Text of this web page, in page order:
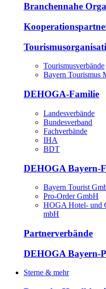
Branchennahe
Tourismusverbände
Bayern Tourismus
DEHOGA-Familie
Landesverbände
Bundesverband
Fachverbände
IHA
BDT
DEHOGA Bayern-
Bayern Tourist
Pro-Order GmbH
HOGA Hotel- und
mbH
Partnerverbände
DEHOGA Bayern-
Sterne & mehr